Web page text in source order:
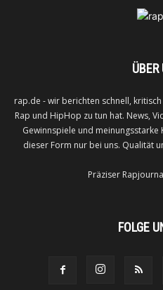
ÜBER
rap.de - wir berichten schnell,
Rap und HipHop zu tun hat. News,
Gewinnspiele und
dieser Form nur bei uns. Qualität
Präziser
FOLGE